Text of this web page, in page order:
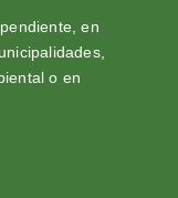
en
o en